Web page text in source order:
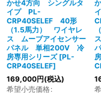
かせ4方向 シングルタ
イプ PL-
CRP40SELEF 40形
（1.5馬力） ワイヤレ
ス ムーブアイセンサー
パネル 単相200V 冷
房専用シリーズ [PL-
CRP40SELEF]
169,000円(税込)
希望小売価格: